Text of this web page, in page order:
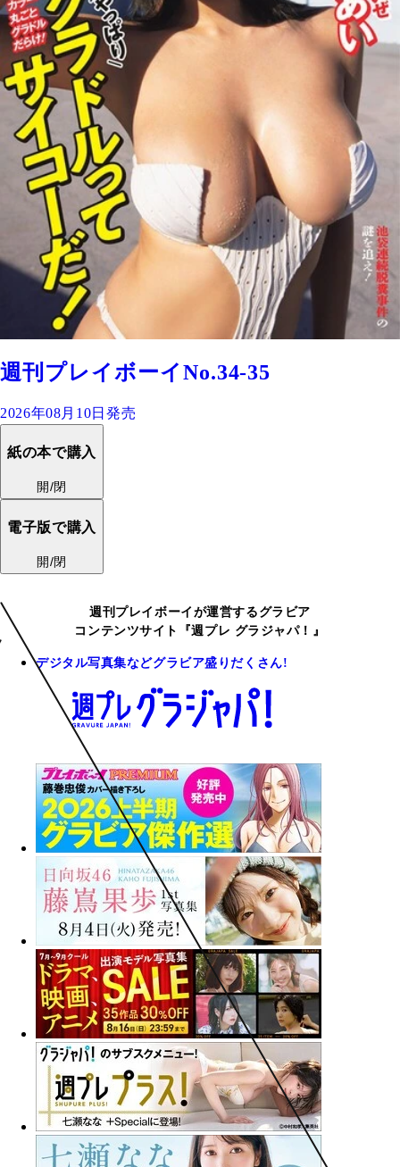
週刊プレイボーイNo.34-35
2026年08月10日発売
紙の本で購入
開/閉
電子版で購入
開/閉
週刊プレイボーイが運営するグラビア
コンテンツサイト『週プレ グラジャパ！』
デジタル写真集などグラビア盛りだくさん!